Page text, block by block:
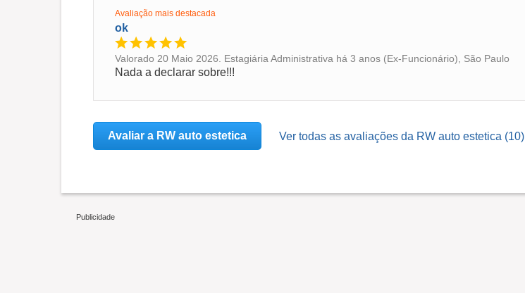
Avaliação mais destacada
ok
Valorado 20 Maio 2026. Estagiária Administrativa há 3 anos (Ex-Funcionário), São Paulo
Nada a declarar sobre!!!
Avaliar a RW auto estetica Ver todas as avaliações da RW auto estetica (10)